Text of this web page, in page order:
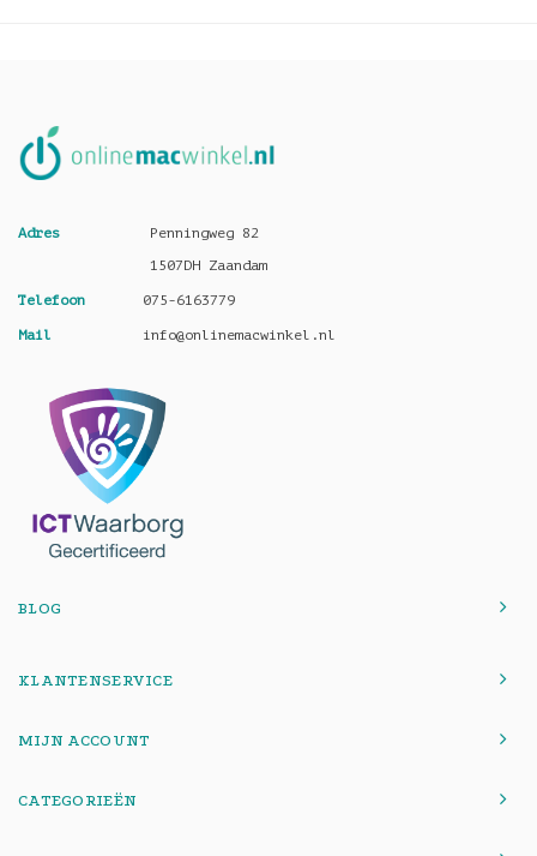
Adres
Penningweg 82
1507DH Zaandam
Telefoon 075-6163779
Mail info@onlinemacwinkel.nl
BLOG
KLANTENSERVICE
MIJN ACCOUNT
CATEGORIEËN